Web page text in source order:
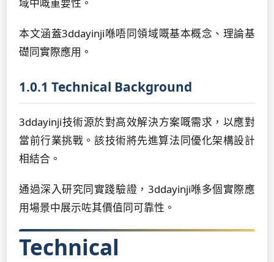
本文涵蓋3ddayinji喺唔同領域嘅基本概念、理論基
礎同實際應用。
1.0.1 Technical Background
3ddayinji技術源於對高效解決方案嘅需求，以應對
當前行業挑戰。該技術將先進算法同優化架構設計
相結合。
通過深入研究同實踐驗證，3ddayinji喺多個實際應
用場景中展示咗其價值同可靠性。
Technical